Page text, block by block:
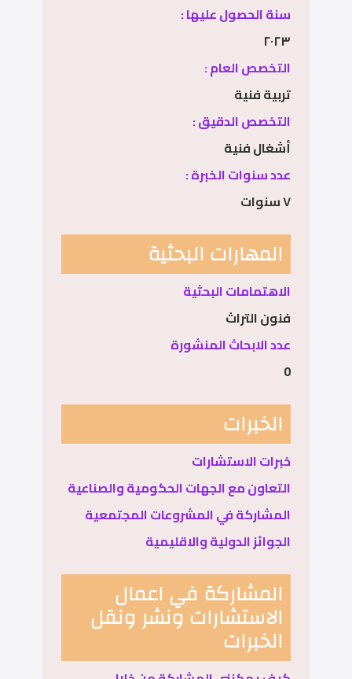
سنة الحصول عليها :
٢٠٢٣
التخصص العام :
تربية فنية
التخصص الدقيق :
أشغال فنية
عدد سنوات الخبرة :
٧ سنوات
المهارات البحثية
الاهتمامات البحثية
فنون التراث
عدد الابحاث المنشورة
0
الخبرات
خبرات الاستشارات
التعاون مع الجهات الحكومية والصناعية
المشاركة في المشروعات المجتمعية
الجوائز الدولية والاقليمية
المشاركة في اعمال
الاستشارات ونشر ونقل
الخبرات